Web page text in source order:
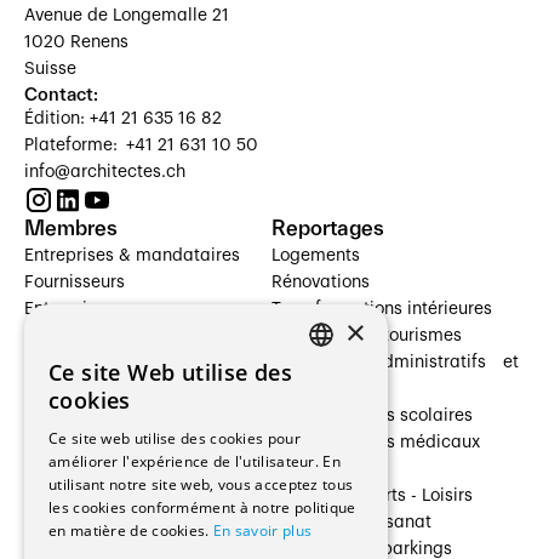
Avenue de Longemalle 21
1020 Renens
Suisse
Contact:
Édition: +41 21 635 16 82
Plateforme: +41 21 631 10 50
info@architectes.ch
Membres
Entreprises & mandataires
Fournisseurs
Entreprises
Architectes paysagistes
Architectes d'intérieur
Entreprises générales
Ingénieurs et mandataires
Fabricants / Fournisseurs
Reportages
Logements
Rénovations
Transformations intérieures
Hôtelleries et tourismes
Bâtiments administratifs et
Établissements scolaires
Établissements médicaux
Villas
Cultures - Sports - Loisirs
Industrie - Artisanat
Transports et parkings
×
Ce site Web utilise des
cookies
Ce site web utilise des cookies pour
améliorer l'expérience de l'utilisateur. En
utilisant notre site web, vous acceptez tous
les cookies conformément à notre politique
en matière de cookies. En savoir plus